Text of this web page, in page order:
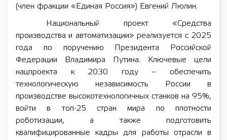
(член фракции «Единая Россия») Евгений Люлин.
Национальный проект «Средства
производства и автоматизации» реализуется с 2025
года по поручению Президента Российской
Федерации Владимира Путина. Ключевые цели
нацпроекта к 2030 году – обеспечить
технологическую независимость России в
производстве высокотехнологичных станков на 95%,
войти в топ-25 стран мира по плотности
роботизации, а также подготовить
квалифицированные кадры для работы отрасли в